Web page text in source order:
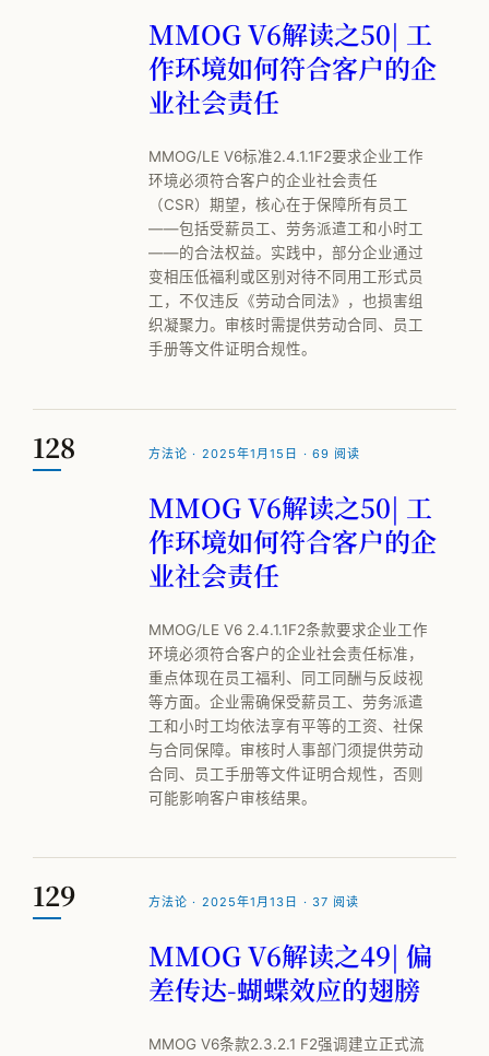
MMOG V6解读之50| 工
作环境如何符合客户的企
业社会责任
MMOG/LE V6标准2.4.1.1F2要求企业工作
环境必须符合客户的企业社会责任
（CSR）期望，核心在于保障所有员工
——包括受薪员工、劳务派遣工和小时工
——的合法权益。实践中，部分企业通过
变相压低福利或区别对待不同用工形式员
工，不仅违反《劳动合同法》，也损害组
织凝聚力。审核时需提供劳动合同、员工
手册等文件证明合规性。
128 方法论 · 2025年1月15日 · 69 阅读
MMOG V6解读之50| 工
作环境如何符合客户的企
业社会责任
MMOG/LE V6 2.4.1.1F2条款要求企业工作
环境必须符合客户的企业社会责任标准，
重点体现在员工福利、同工同酬与反歧视
等方面。企业需确保受薪员工、劳务派遣
工和小时工均依法享有平等的工资、社保
与合同保障。审核时人事部门须提供劳动
合同、员工手册等文件证明合规性，否则
可能影响客户审核结果。
129 方法论 · 2025年1月13日 · 37 阅读
MMOG V6解读之49| 偏
差传达-蝴蝶效应的翅膀
MMOG V6条款2.3.2.1 F2强调建立正式流